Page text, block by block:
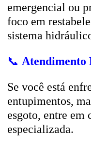
emergencial ou
foco em
sistema
📞 Atendimento
Se você está
entupimentos,
esgoto, entre em
especializada.